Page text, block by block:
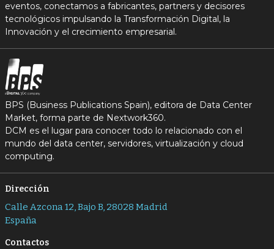
eventos, conectamos a fabricantes, partners y decisores
tecnológicos impulsando la Transformación Digital, la
Innovación y el crecimiento empresarial.
BPS (Business Publications Spain), editora de Data Center
Market, forma parte de Nextwork360.
DCM es el lugar para conocer todo lo relacionado con el
mundo del data center, servidores, virtualización y cloud
computing.
Dirección
Calle Azcona 12, Bajo B, 28028 Madrid
España
Contactos